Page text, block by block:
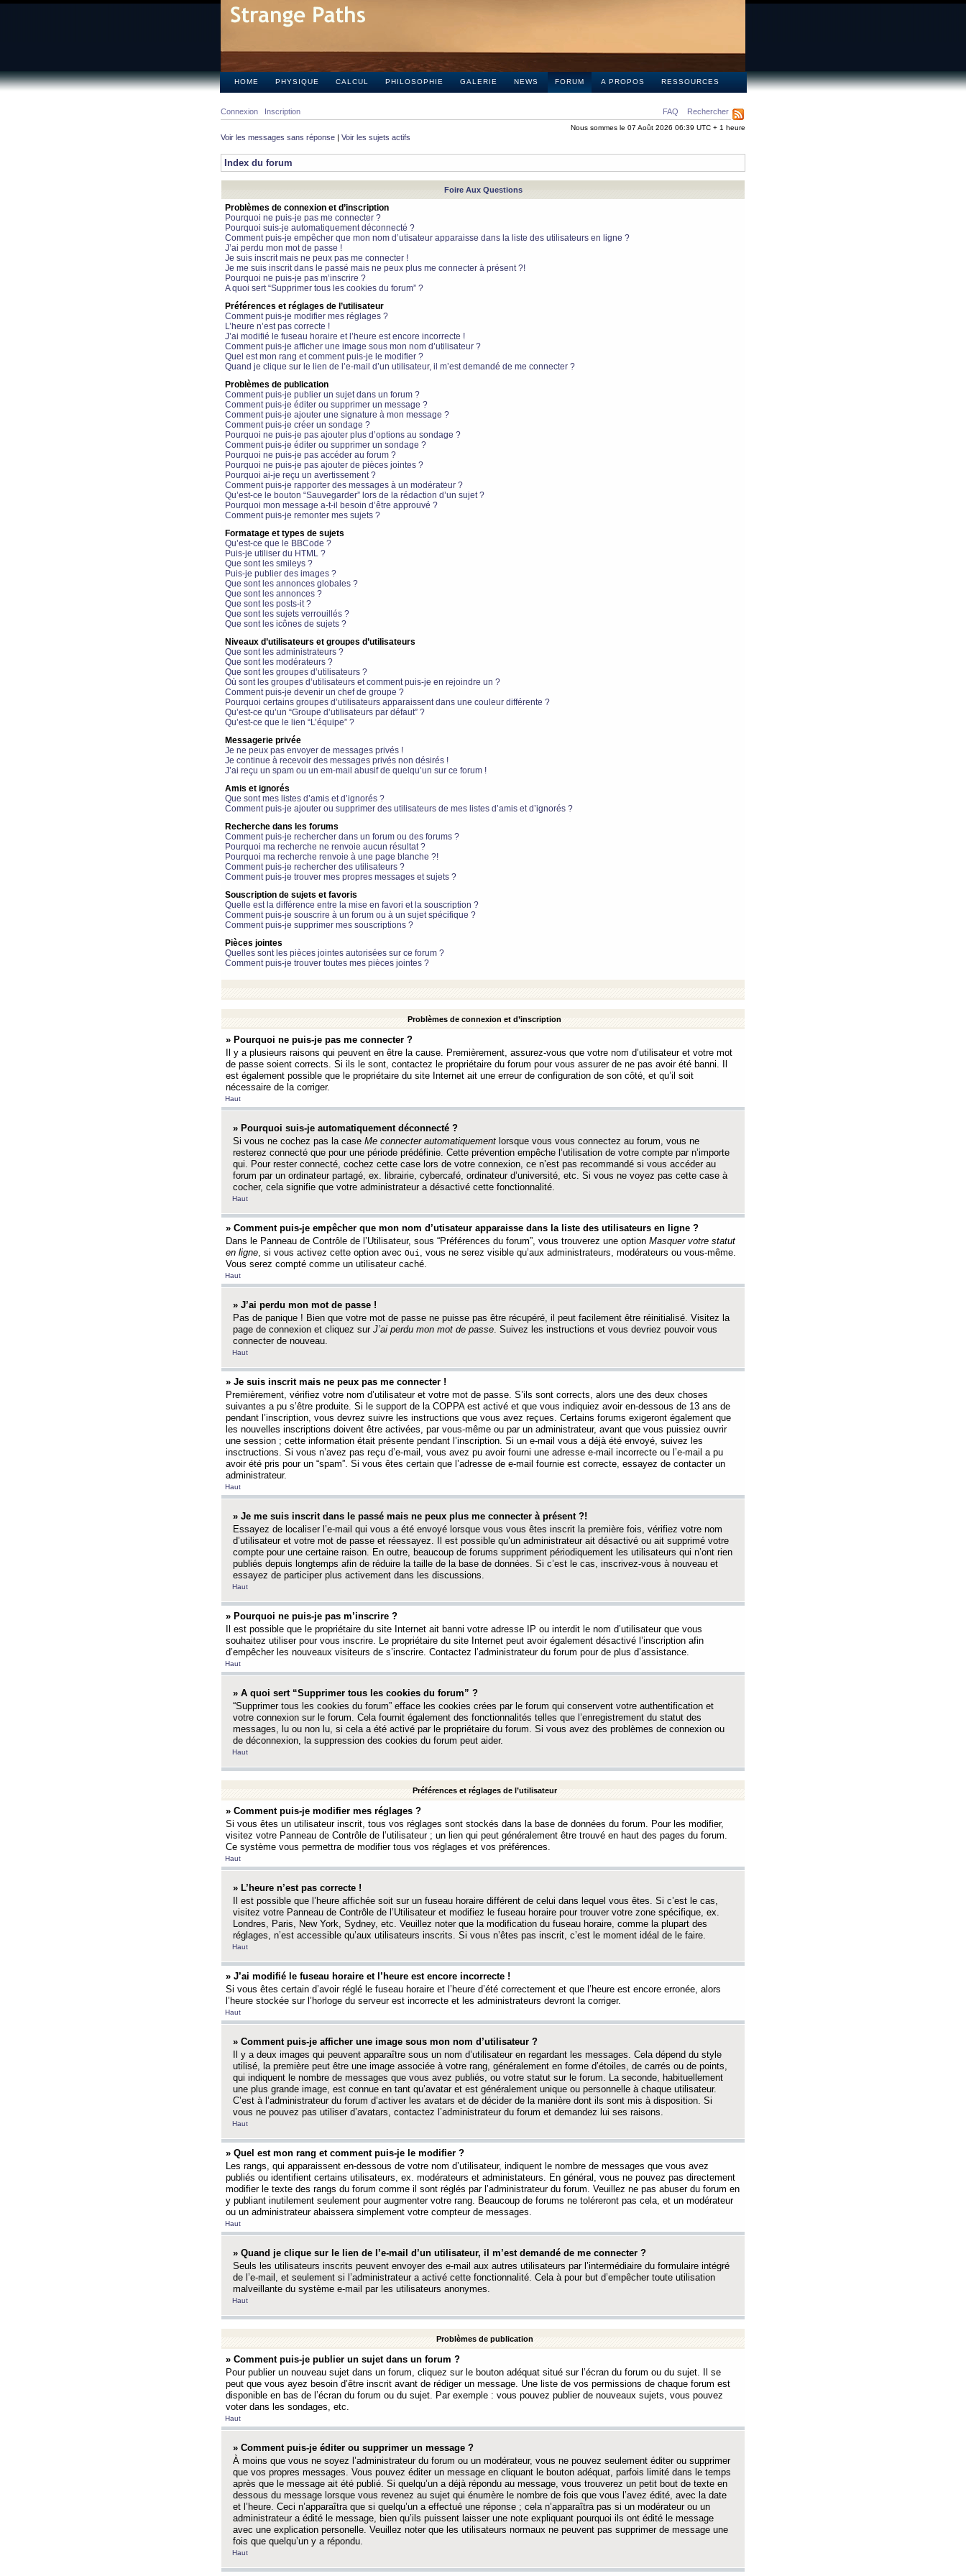
HOME PHYSIQUE CALCUL PHILOSOPHIE GALERIE NEWS FORUM A PROPOS RESSOURCES
FAQ Rechercher
Connexion Inscription
Nous sommes le 07 Août 2026 06:39 UTC + 1 heure
Voir les messages sans réponse | Voir les sujets actifs
Index du forum
Foire Aux Questions
Problèmes de connexion et d’inscription
Pourquoi ne puis-je pas me connecter ?
Pourquoi suis-je automatiquement déconnecté ?
Comment puis-je empêcher que mon nom d’utisateur apparaisse dans la liste des utilisateurs en ligne ?
J’ai perdu mon mot de passe !
Je suis inscrit mais ne peux pas me connecter !
Je me suis inscrit dans le passé mais ne peux plus me connecter à présent ?!
Pourquoi ne puis-je pas m’inscrire ?
A quoi sert “Supprimer tous les cookies du forum” ?
Préférences et réglages de l’utilisateur
Comment puis-je modifier mes réglages ?
L’heure n’est pas correcte !
J’ai modifié le fuseau horaire et l’heure est encore incorrecte !
Comment puis-je afficher une image sous mon nom d’utilisateur ?
Quel est mon rang et comment puis-je le modifier ?
Quand je clique sur le lien de l’e-mail d’un utilisateur, il m’est demandé de me connecter ?
Problèmes de publication
Comment puis-je publier un sujet dans un forum ?
Comment puis-je éditer ou supprimer un message ?
Comment puis-je ajouter une signature à mon message ?
Comment puis-je créer un sondage ?
Pourquoi ne puis-je pas ajouter plus d’options au sondage ?
Comment puis-je éditer ou supprimer un sondage ?
Pourquoi ne puis-je pas accéder au forum ?
Pourquoi ne puis-je pas ajouter de pièces jointes ?
Pourquoi ai-je reçu un avertissement ?
Comment puis-je rapporter des messages à un modérateur ?
Qu’est-ce le bouton “Sauvegarder” lors de la rédaction d’un sujet ?
Pourquoi mon message a-t-il besoin d’être approuvé ?
Comment puis-je remonter mes sujets ?
Formatage et types de sujets
Qu’est-ce que le BBCode ?
Puis-je utiliser du HTML ?
Que sont les smileys ?
Puis-je publier des images ?
Que sont les annonces globales ?
Que sont les annonces ?
Que sont les posts-it ?
Que sont les sujets verrouillés ?
Que sont les icônes de sujets ?
Niveaux d’utilisateurs et groupes d’utilisateurs
Que sont les administrateurs ?
Que sont les modérateurs ?
Que sont les groupes d’utilisateurs ?
Où sont les groupes d’utilisateurs et comment puis-je en rejoindre un ?
Comment puis-je devenir un chef de groupe ?
Pourquoi certains groupes d’utilisateurs apparaissent dans une couleur différente ?
Qu’est-ce qu’un “Groupe d’utilisateurs par défaut” ?
Qu’est-ce que le lien “L’équipe” ?
Messagerie privée
Je ne peux pas envoyer de messages privés !
Je continue à recevoir des messages privés non désirés !
J’ai reçu un spam ou un em-mail abusif de quelqu’un sur ce forum !
Amis et ignorés
Que sont mes listes d’amis et d’ignorés ?
Comment puis-je ajouter ou supprimer des utilisateurs de mes listes d’amis et d’ignorés ?
Recherche dans les forums
Comment puis-je rechercher dans un forum ou des forums ?
Pourquoi ma recherche ne renvoie aucun résultat ?
Pourquoi ma recherche renvoie à une page blanche ?!
Comment puis-je rechercher des utilisateurs ?
Comment puis-je trouver mes propres messages et sujets ?
Souscription de sujets et favoris
Quelle est la différence entre la mise en favori et la souscription ?
Comment puis-je souscrire à un forum ou à un sujet spécifique ?
Comment puis-je supprimer mes souscriptions ?
Pièces jointes
Quelles sont les pièces jointes autorisées sur ce forum ?
Comment puis-je trouver toutes mes pièces jointes ?
Problèmes de connexion et d’inscription
» Pourquoi ne puis-je pas me connecter ?
Il y a plusieurs raisons qui peuvent en être la cause. Premièrement, assurez-vous que votre nom d’utilisateur et votre mot
de passe soient corrects. Si ils le sont, contactez le propriétaire du forum pour vous assurer de ne pas avoir été banni. Il
est également possible que le propriétaire du site Internet ait une erreur de configuration de son côté, et qu’il soit
nécessaire de la corriger.
Haut
» Pourquoi suis-je automatiquement déconnecté ?
Si vous ne cochez pas la case Me connecter automatiquement lorsque vous vous connectez au forum, vous ne
resterez connecté que pour une période prédéfinie. Cette prévention empêche l’utilisation de votre compte par n’importe
qui. Pour rester connecté, cochez cette case lors de votre connexion, ce n’est pas recommandé si vous accéder au
forum par un ordinateur partagé, ex. librairie, cybercafé, ordinateur d’université, etc. Si vous ne voyez pas cette case à
cocher, cela signifie que votre administrateur a désactivé cette fonctionnalité.
Haut
» Comment puis-je empêcher que mon nom d’utisateur apparaisse dans la liste des utilisateurs en ligne ?
Dans le Panneau de Contrôle de l’Utilisateur, sous “Préférences du forum”, vous trouverez une option Masquer votre statut
en ligne, si vous activez cette option avec Oui , vous ne serez visible qu’aux administrateurs, modérateurs ou vous-même.
Vous serez compté comme un utilisateur caché.
Haut
» J’ai perdu mon mot de passe !
Pas de panique ! Bien que votre mot de passe ne puisse pas être récupéré, il peut facilement être réinitialisé. Visitez la
page de connexion et cliquez sur J’ai perdu mon mot de passe. Suivez les instructions et vous devriez pouvoir vous
connecter de nouveau.
Haut
» Je suis inscrit mais ne peux pas me connecter !
Premièrement, vérifiez votre nom d’utilisateur et votre mot de passe. S’ils sont corrects, alors une des deux choses
suivantes a pu s’être produite. Si le support de la COPPA est activé et que vous indiquiez avoir en-dessous de 13 ans de
pendant l’inscription, vous devrez suivre les instructions que vous avez reçues. Certains forums exigeront également que
les nouvelles inscriptions doivent être activées, par vous-même ou par un administrateur, avant que vous puissiez ouvrir
une session ; cette information était présente pendant l’inscription. Si un e-mail vous a déjà été envoyé, suivez les
insctructions. Si vous n’avez pas reçu d’e-mail, vous avez pu avoir fourni une adresse e-mail incorrecte ou l’e-mail a pu
avoir été pris pour un “spam”. Si vous êtes certain que l’adresse de e-mail fournie est correcte, essayez de contacter un
administrateur.
Haut
» Je me suis inscrit dans le passé mais ne peux plus me connecter à présent ?!
Essayez de localiser l’e-mail qui vous a été envoyé lorsque vous vous êtes inscrit la première fois, vérifiez votre nom
d’utilisateur et votre mot de passe et réessayez. Il est possible qu’un administrateur ait désactivé ou ait supprimé votre
compte pour une certaine raison. En outre, beaucoup de forums suppriment périodiquement les utilisateurs qui n’ont rien
publiés depuis longtemps afin de réduire la taille de la base de données. Si c’est le cas, inscrivez-vous à nouveau et
essayez de participer plus activement dans les discussions.
Haut
» Pourquoi ne puis-je pas m’inscrire ?
Il est possible que le propriétaire du site Internet ait banni votre adresse IP ou interdit le nom d’utilisateur que vous
souhaitez utiliser pour vous inscrire. Le propriétaire du site Internet peut avoir également désactivé l’inscription afin
d’empêcher les nouveaux visiteurs de s’inscrire. Contactez l’administrateur du forum pour de plus d’assistance.
Haut
» A quoi sert “Supprimer tous les cookies du forum” ?
“Supprimer tous les cookies du forum” efface les cookies crées par le forum qui conservent votre authentification et
votre connexion sur le forum. Cela fournit également des fonctionnalités telles que l’enregistrement du statut des
messages, lu ou non lu, si cela a été activé par le propriétaire du forum. Si vous avez des problèmes de connexion ou
de déconnexion, la suppression des cookies du forum peut aider.
Haut
Préférences et réglages de l’utilisateur
» Comment puis-je modifier mes réglages ?
Si vous êtes un utilisateur inscrit, tous vos réglages sont stockés dans la base de données du forum. Pour les modifier,
visitez votre Panneau de Contrôle de l’utilisateur ; un lien qui peut généralement être trouvé en haut des pages du forum.
Ce système vous permettra de modifier tous vos réglages et vos préférences.
Haut
» L’heure n’est pas correcte !
Il est possible que l’heure affichée soit sur un fuseau horaire différent de celui dans lequel vous êtes. Si c’est le cas,
visitez votre Panneau de Contrôle de l’Utilisateur et modifiez le fuseau horaire pour trouver votre zone spécifique, ex.
Londres, Paris, New York, Sydney, etc. Veuillez noter que la modification du fuseau horaire, comme la plupart des
réglages, n’est accessible qu’aux utilisateurs inscrits. Si vous n’êtes pas inscrit, c’est le moment idéal de le faire.
Haut
» J’ai modifié le fuseau horaire et l’heure est encore incorrecte !
Si vous êtes certain d’avoir réglé le fuseau horaire et l’heure d’été correctement et que l’heure est encore erronée, alors
l’heure stockée sur l’horloge du serveur est incorrecte et les administrateurs devront la corriger.
Haut
» Comment puis-je afficher une image sous mon nom d’utilisateur ?
Il y a deux images qui peuvent apparaître sous un nom d’utilisateur en regardant les messages. Cela dépend du style
utilisé, la première peut être une image associée à votre rang, généralement en forme d’étoiles, de carrés ou de points,
qui indiquent le nombre de messages que vous avez publiés, ou votre statut sur le forum. La seconde, habituellement
une plus grande image, est connue en tant qu’avatar et est généralement unique ou personnelle à chaque utilisateur.
C’est à l’administrateur du forum d’activer les avatars et de décider de la manière dont ils sont mis à disposition. Si
vous ne pouvez pas utiliser d’avatars, contactez l’administrateur du forum et demandez lui ses raisons.
Haut
» Quel est mon rang et comment puis-je le modifier ?
Les rangs, qui apparaissent en-dessous de votre nom d’utilisateur, indiquent le nombre de messages que vous avez
publiés ou identifient certains utilisateurs, ex. modérateurs et administateurs. En général, vous ne pouvez pas directement
modifier le texte des rangs du forum comme il sont réglés par l’administrateur du forum. Veuillez ne pas abuser du forum en
y publiant inutilement seulement pour augmenter votre rang. Beaucoup de forums ne toléreront pas cela, et un modérateur
ou un administrateur abaissera simplement votre compteur de messages.
Haut
» Quand je clique sur le lien de l’e-mail d’un utilisateur, il m’est demandé de me connecter ?
Seuls les utilisateurs inscrits peuvent envoyer des e-mail aux autres utilisateurs par l’intermédiaire du formulaire intégré
de l’e-mail, et seulement si l’administrateur a activé cette fonctionnalité. Cela à pour but d’empêcher toute utilisation
malveillante du système e-mail par les utilisateurs anonymes.
Haut
Problèmes de publication
» Comment puis-je publier un sujet dans un forum ?
Pour publier un nouveau sujet dans un forum, cliquez sur le bouton adéquat situé sur l’écran du forum ou du sujet. Il se
peut que vous ayez besoin d’être inscrit avant de rédiger un message. Une liste de vos permissions de chaque forum est
disponible en bas de l’écran du forum ou du sujet. Par exemple : vous pouvez publier de nouveaux sujets, vous pouvez
voter dans les sondages, etc.
Haut
» Comment puis-je éditer ou supprimer un message ?
À moins que vous ne soyez l’administrateur du forum ou un modérateur, vous ne pouvez seulement éditer ou supprimer
que vos propres messages. Vous pouvez éditer un message en cliquant le bouton adéquat, parfois limité dans le temps
après que le message ait été publié. Si quelqu’un a déjà répondu au message, vous trouverez un petit bout de texte en
dessous du message lorsque vous revenez au sujet qui énumère le nombre de fois que vous l’avez édité, avec la date
et l’heure. Ceci n’apparaîtra que si quelqu’un a effectué une réponse ; cela n’apparaîtra pas si un modérateur ou un
administrateur a édité le message, bien qu’ils puissent laisser une note expliquant pourquoi ils ont édité le message
avec une explication personelle. Veuillez noter que les utilisateurs normaux ne peuvent pas supprimer de message une
fois que quelqu’un y a répondu.
Haut